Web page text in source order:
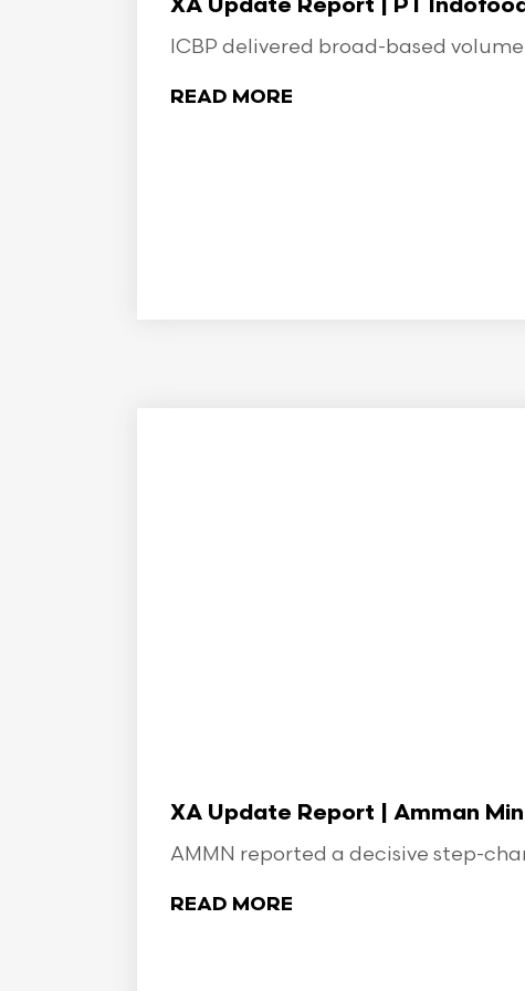
XA Update Report | PT
ICBP delivered broad-based volume
READ MORE
XA Update Report | Amman
AMMN reported a decisive step-
READ MORE